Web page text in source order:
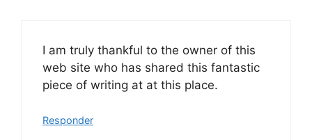
I am truly thankful to the owner of this
web site who has shared this fantastic
piece of writing at at this place.
Responder